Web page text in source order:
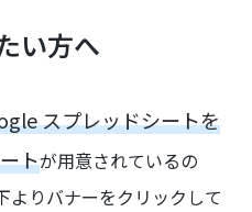
い方へ
スプレッドシートを
トが用意されているの
よりバナーをクリックして